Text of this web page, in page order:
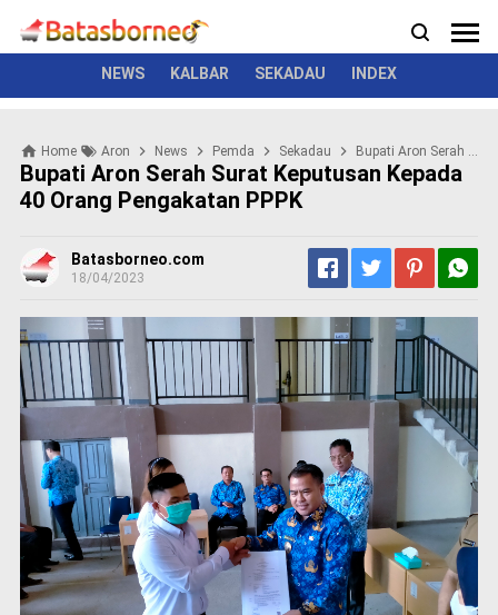
N
e
s
o
l
i
k
r
i
m
i
a
P
e
m
e
r
NEWS KALBAR SEKADAU INDEX
News Kriminal Seremonial
Home Aron News Pemda Sekadau Bupati Aron Serah Surat Keputusan Kepada 40 Orang Pengakatan PPPK
Bupati Aron Serah Surat Keputusan Kepada
40 Orang Pengakatan PPPK
Batasborneo.com
18/04/2023